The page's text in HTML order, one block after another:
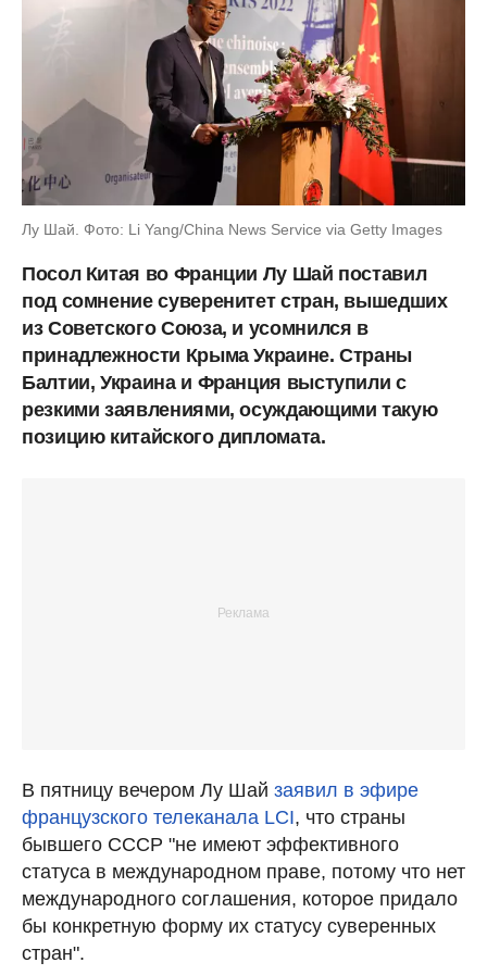
Лу Шай. Фото: Li Yang/China News Service via Getty Images
Посол Китая во Франции Лу Шай поставил
под сомнение суверенитет стран, вышедших
из Советского Союза, и усомнился в
принадлежности Крыма Украине. Страны
Балтии, Украина и Франция выступили с
резкими заявлениями, осуждающими такую
позицию китайского дипломата.
В пятницу вечером Лу Шай заявил в эфире
французского телеканала LCI, что страны
бывшего СССР "не имеют эффективного
статуса в международном праве, потому что нет
международного соглашения, которое придало
бы конкретную форму их статусу суверенных
стран".